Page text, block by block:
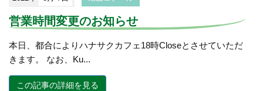
営業時間変更のお知らせ
本日、都合によりハナサクカフェ18時Closeとさせていただ
きます。 なお、Ku...
この記事の詳細を見る